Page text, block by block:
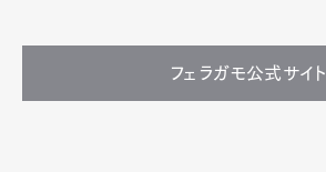
フェラガモ公式サイト